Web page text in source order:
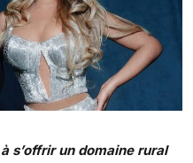
s’offrir un domaine rural